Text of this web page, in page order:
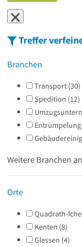
Treffer
Branchen
Transport (30)
Spedition (12)
Entrümpelung
Weitere Branchen
Orte
Quadrath-
Kenten (8)
Glessen (4)